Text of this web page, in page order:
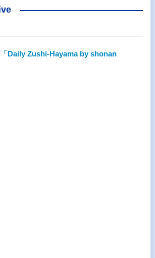
Daily Zushi-Hayama by shonan